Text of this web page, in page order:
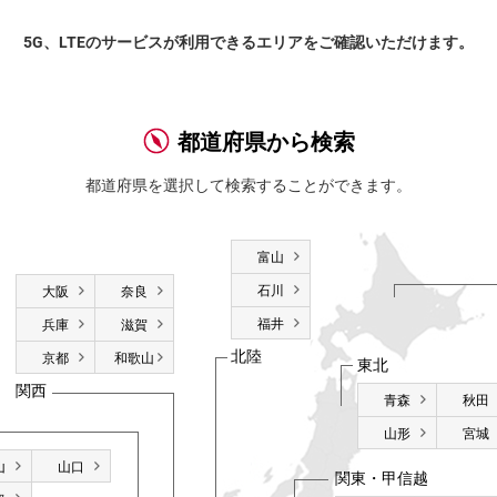
5G、LTEのサービスが利用できるエリアをご確認いただけます。
都道府県から検索
都道府県を選択して検索することができます。
東北
青森 秋田
山形 宮城
関東・甲信越
富山
石川
福井
北陸
大阪 奈良
兵庫 滋賀
京都 和歌山
関西
山口